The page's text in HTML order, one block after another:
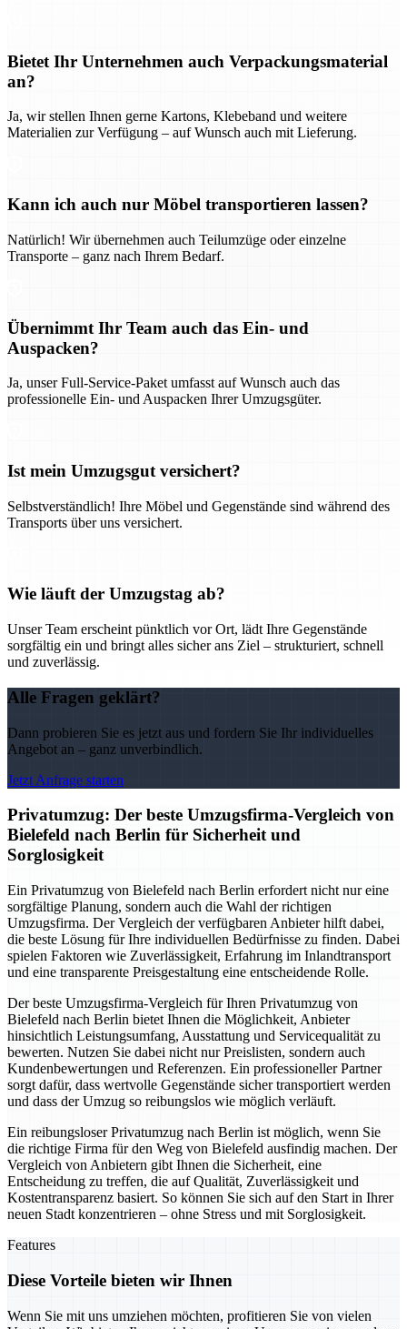
Bietet Ihr Unternehmen auch Verpackungsmaterial
an?
Ja, wir stellen Ihnen gerne Kartons, Klebeband und weitere
Materialien zur Verfügung – auf Wunsch auch mit Lieferung.
Kann ich auch nur Möbel transportieren lassen?
Natürlich! Wir übernehmen auch Teilumzüge oder einzelne
Transporte – ganz nach Ihrem Bedarf.
Übernimmt Ihr Team auch das Ein- und
Auspacken?
Ja, unser Full-Service-Paket umfasst auf Wunsch auch das
professionelle Ein- und Auspacken Ihrer Umzugsgüter.
Ist mein Umzugsgut versichert?
Selbstverständlich! Ihre Möbel und Gegenstände sind während des
Transports über uns versichert.
Wie läuft der Umzugstag ab?
Unser Team erscheint pünktlich vor Ort, lädt Ihre Gegenstände
sorgfältig ein und bringt alles sicher ans Ziel – strukturiert, schnell
und zuverlässig.
Alle Fragen geklärt?
Dann probieren Sie es jetzt aus und fordern Sie Ihr individuelles
Angebot an – ganz unverbindlich.
Jetzt Anfrage starten
Privatumzug: Der beste Umzugsfirma-Vergleich von
Bielefeld nach Berlin für Sicherheit und
Sorglosigkeit
Ein Privatumzug von Bielefeld nach Berlin erfordert nicht nur eine
sorgfältige Planung, sondern auch die Wahl der richtigen
Umzugsfirma. Der Vergleich der verfügbaren Anbieter hilft dabei,
die beste Lösung für Ihre individuellen Bedürfnisse zu finden. Dabei
spielen Faktoren wie Zuverlässigkeit, Erfahrung im Inlandtransport
und eine transparente Preisgestaltung eine entscheidende Rolle.
Der beste Umzugsfirma-Vergleich für Ihren Privatumzug von
Bielefeld nach Berlin bietet Ihnen die Möglichkeit, Anbieter
hinsichtlich Leistungsumfang, Ausstattung und Servicequalität zu
bewerten. Nutzen Sie dabei nicht nur Preislisten, sondern auch
Kundenbewertungen und Referenzen. Ein professioneller Partner
sorgt dafür, dass wertvolle Gegenstände sicher transportiert werden
und dass der Umzug so reibungslos wie möglich verläuft.
Ein reibungsloser Privatumzug nach Berlin ist möglich, wenn Sie
die richtige Firma für den Weg von Bielefeld ausfindig machen. Der
Vergleich von Anbietern gibt Ihnen die Sicherheit, eine
Entscheidung zu treffen, die auf Qualität, Zuverlässigkeit und
Kostentransparenz basiert. So können Sie sich auf den Start in Ihrer
neuen Stadt konzentrieren – ohne Stress und mit Sorglosigkeit.
Features
Diese Vorteile bieten wir Ihnen
Wenn Sie mit uns umziehen möchten, profitieren Sie von vielen